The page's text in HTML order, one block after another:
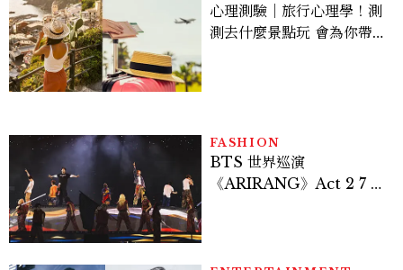
心理測驗｜旅行心理學！測
測去什麼景點玩 會為你帶來
FASHION
BTS 世界巡演
《ARIRANG》Act 2 7 位